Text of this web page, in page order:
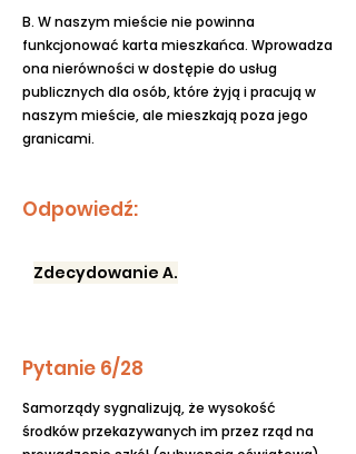
B. W naszym mieście nie powinna
funkcjonować karta mieszkańca. Wprowadza
ona nierówności w dostępie do usług
publicznych dla osób, które żyją i pracują w
naszym mieście, ale mieszkają poza jego
granicami.
Odpowiedź:
Zdecydowanie A.
Pytanie 6/28
Samorządy sygnalizują, że wysokość
środków przekazywanych im przez rząd na